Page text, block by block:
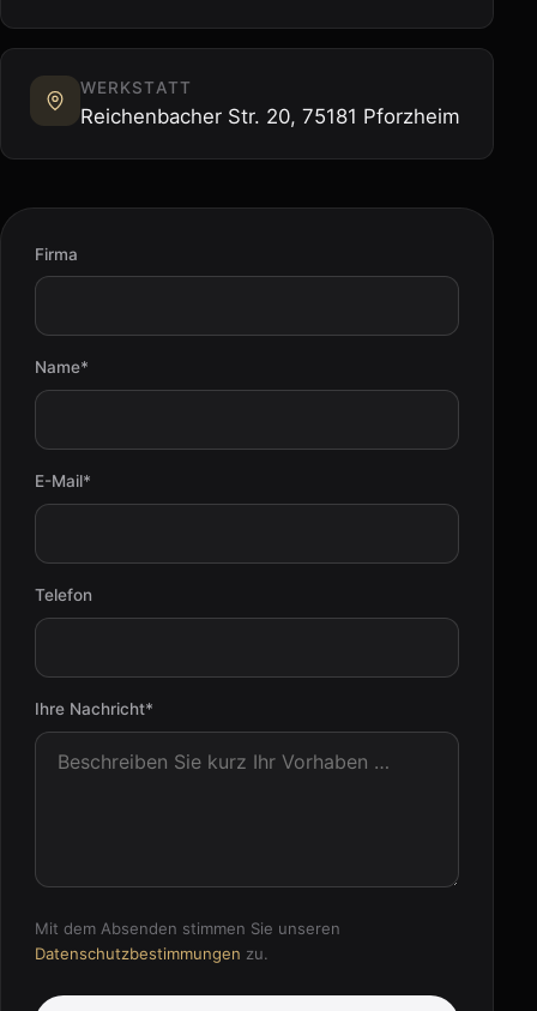
WERKSTATT
Reichenbacher Str. 20, 75181 Pforzheim
Firma
Name*
E-Mail*
Telefon
Ihre Nachricht*
Mit dem Absenden stimmen Sie unseren
Datenschutzbestimmungen zu.